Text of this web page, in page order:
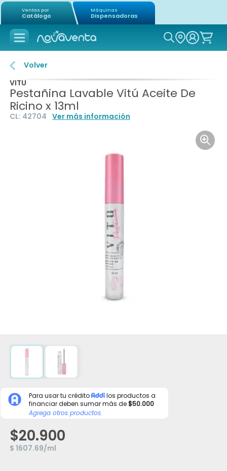
Ventas por
Catálogo
Máquinas
Dispensadoras
Icon of
Volver
VITU
Pestañina Lavable Vitú Aceite De
Ricino x 13ml
CL: 42704 Ver más información
Icon
Para usar tu crédito
los productos a
financiar deben sumar más de$50.000
Agrega otros productos.
$20.900
$ 1607.69/ml